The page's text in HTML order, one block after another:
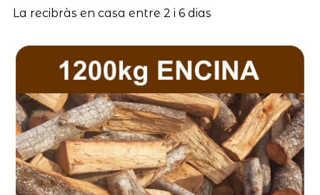
La recibràs en casa entre 2 i 6 dias